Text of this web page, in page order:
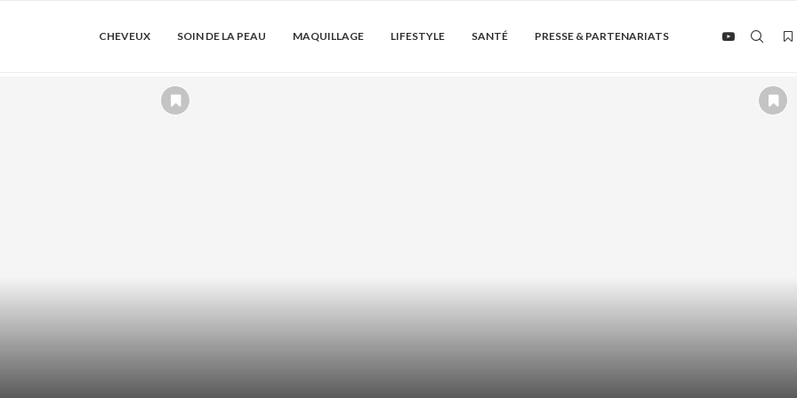
CHEVEUX SOIN DE LA PEAU MAQUILLAGE LIFESTYLE SANTÉ PRESSE & PARTENARIATS